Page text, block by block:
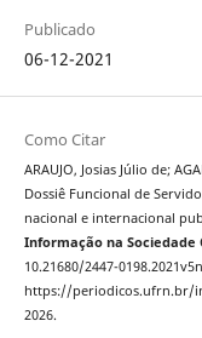
Publicado
06-12-2021
Como Citar
ARAUJO, Josias Júlio de;
Dossiê Funcional de
nacional e internacional
Informação na Sociedade
10.21680/2447-
https://periodicos.ufrn.br/
2026.